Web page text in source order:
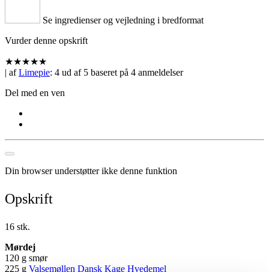
Se ingredienser og vejledning i bredformat
Vurder denne opskrift
★★★★★
| afLimepie: 4 ud af 5 baseret på 4 anmeldelser
Del med en ven
Din browser understøtter ikke denne funktion
Opskrift
16 stk.
Mørdej
120 g smør
225 g Valsemøllen Dansk Kage Hvedemel